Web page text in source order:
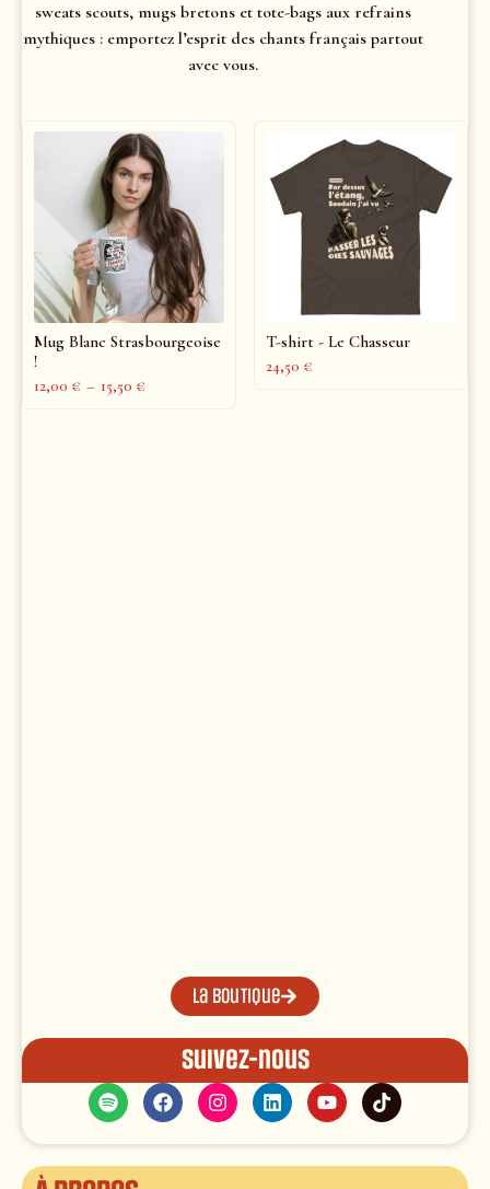
sweats scouts, mugs bretons et tote-bags aux refrains
mythiques : emportez l’esprit des chants français partout
avec vous.
Mug Blanc Strasbourgeoise
!
12,00 € – 15,50 €
T-shirt - Le Chasseur
24,50 €
La boutique
Suivez-nous